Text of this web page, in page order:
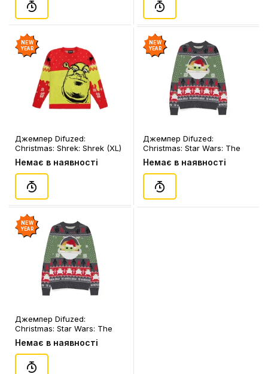
NEW
YEAR
Джемпер Difuzed:
Christmas: Shrek: Shrek (XL)
(чол.), (335118)
Немає в наявності
NEW
YEAR
Джемпер Difuzed:
Christmas: Star Wars: The
Mandalorian: Grogu (2XL)
(чол.), (387582)
Немає в наявності
NEW
YEAR
Джемпер Difuzed:
Christmas: Star Wars: The
Mandalorian: Grogu (L)
(чол.), (387551)
Немає в наявності